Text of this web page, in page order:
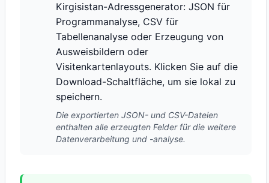
Kirgisistan-Adressgenerator: JSON für
Programmanalyse, CSV für
Tabellenanalyse oder Erzeugung von
Ausweisbildern oder
Visitenkartenlayouts. Klicken Sie auf die
Download-Schaltfläche, um sie lokal zu
speichern.
Die exportierten JSON- und CSV-Dateien
enthalten alle erzeugten Felder für die weitere
Datenverarbeitung und -analyse.